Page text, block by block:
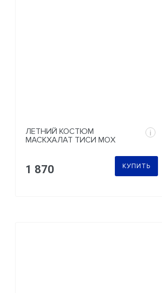
ЛЕТНИЙ КОСТЮМ
МАСКХАЛАТ ТИСИ МОХ
i
1 870 КУПИТЬ